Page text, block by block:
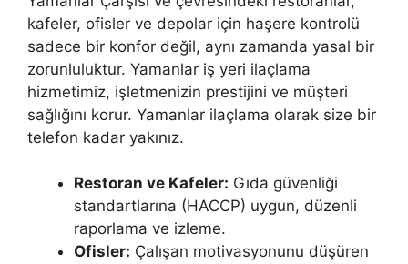
kafeler, ofisler ve depolar için haşere kontrolü
sadece bir konfor değil, aynı zamanda yasal bir
zorunluluktur. Yamanlar iş yeri ilaçlama
hizmetimiz, işletmenizin prestijini ve müşteri
sağlığını korur. Yamanlar ilaçlama olarak size bir
telefon kadar yakınız.
Restoran ve Kafeler: Gıda güvenliği
standartlarına (HACCP) uygun, düzenli
raporlama ve izleme.
Ofisler: Çalışan motivasyonunu düşüren